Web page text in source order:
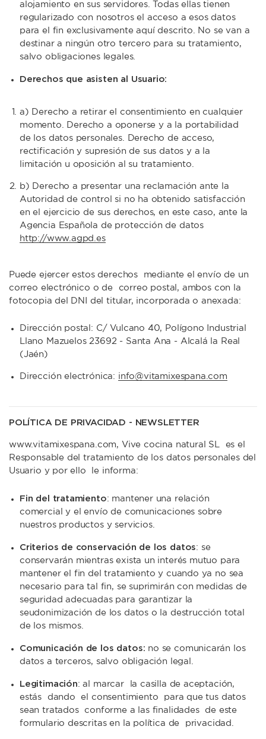
alojamiento en sus servidores. Todas ellas tienen
regularizado con nosotros el acceso a esos datos
para el fin exclusivamente aquí descrito. No se van a
destinar a ningún otro tercero para su tratamiento,
salvo obligaciones legales.
Derechos que asisten al Usuario:
a) Derecho a retirar el consentimiento en cualquier
momento. Derecho a oponerse y a la portabilidad
de los datos personales. Derecho de acceso,
rectificación y supresión de sus datos y a la
limitación u oposición al su tratamiento.
b) Derecho a presentar una reclamación ante la
Autoridad de control si no ha obtenido satisfacción
en el ejercicio de sus derechos, en este caso, ante la
Agencia Española de protección de datos
http://www.agpd.es
Puede ejercer estos derechos mediante el envío de un
correo electrónico o de correo postal, ambos con la
fotocopia del DNI del titular, incorporada o anexada:
Dirección postal: C/ Vulcano 40, Polígono Industrial
Llano Mazuelos 23692 - Santa Ana - Alcalá la Real
(Jaén)
Dirección electrónica: info@vitamixespana.com
POLÍTICA DE PRIVACIDAD - NEWSLETTER
www.vitamixespana.com, Vive cocina natural SL es el
Responsable del tratamiento de los datos personales del
Usuario y por ello le informa:
Fin del tratamiento: mantener una relación
comercial y el envío de comunicaciones sobre
nuestros productos y servicios.
Criterios de conservación de los datos: se
conservarán mientras exista un interés mutuo para
mantener el fin del tratamiento y cuando ya no sea
necesario para tal fin, se suprimirán con medidas de
seguridad adecuadas para garantizar la
seudonimización de los datos o la destrucción total
de los mismos.
Comunicación de los datos: no se comunicarán los
datos a terceros, salvo obligación legal.
Legitimación: al marcar la casilla de aceptación,
estás dando el consentimiento para que tus datos
sean tratados conforme a las finalidades de este
formulario descritas en la política de privacidad.